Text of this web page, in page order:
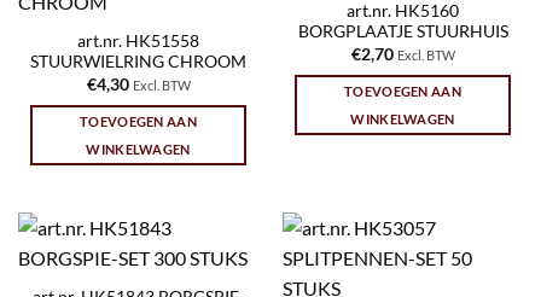
art.nr. HK51558
STUURWIELRING CHROOM
€4,30 Excl. BTW
TOEVOEGEN AAN
WINKELWAGEN
art.nr. HK5160
BORGPLAATJE STUURHUIS
€2,70 Excl. BTW
TOEVOEGEN AAN
WINKELWAGEN